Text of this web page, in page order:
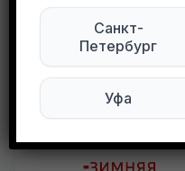
Санкт-
Петербург
Уфа